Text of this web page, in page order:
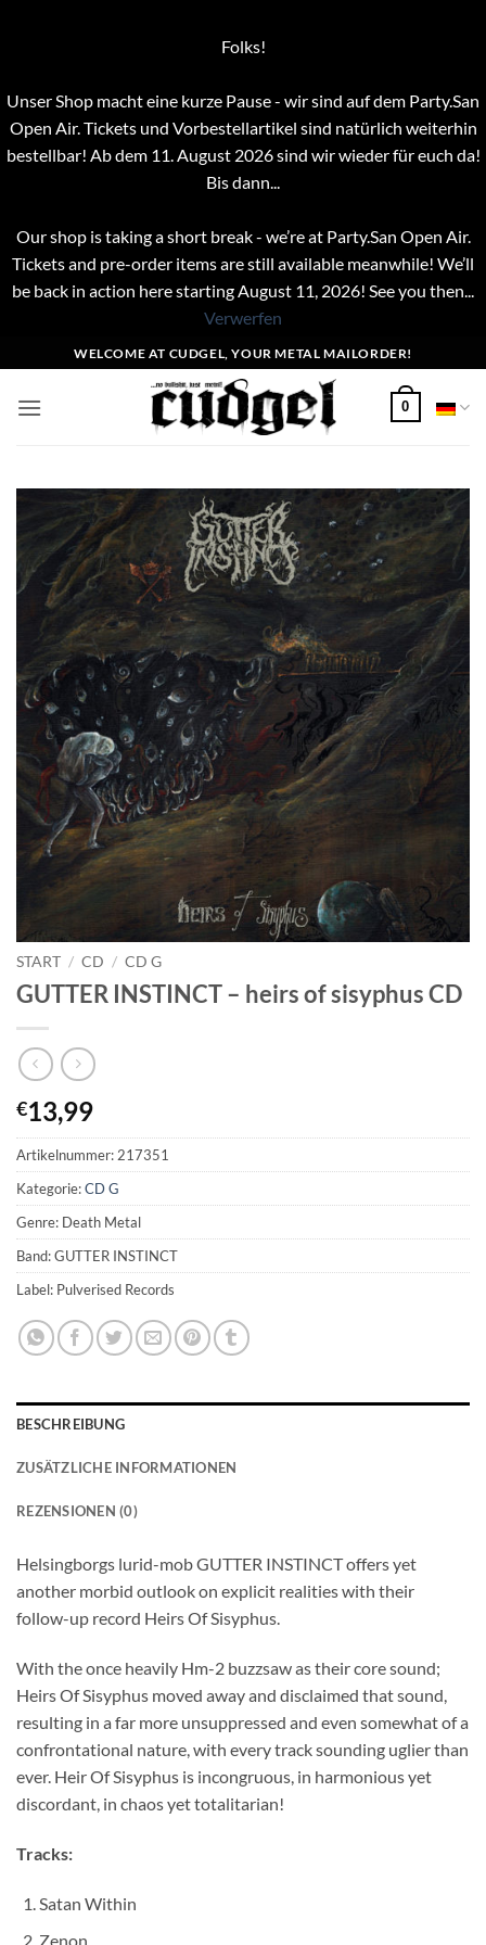
Folks!
Unser Shop macht eine kurze Pause - wir sind auf dem Party.San
Open Air. Tickets und Vorbestellartikel sind natürlich weiterhin
bestellbar! Ab dem 11. August 2026 sind wir wieder für euch da!
Bis dann...
Our shop is taking a short break - we’re at Party.San Open Air.
Tickets and pre-order items are still available meanwhile! We’ll
be back in action here starting August 11, 2026! See you then...
Verwerfen
Inhalt
springen
WELCOME AT CUDGEL, YOUR METAL MAILORDER!
0
START / CD / CD G
GUTTER INSTINCT – heirs of sisyphus CD
€13,99
Artikelnummer:217351
Kategorie:CD G
Genre: Death Metal
Band: GUTTER INSTINCT
Label: Pulverised Records
BESCHREIBUNG
ZUSÄTZLICHE INFORMATIONEN
REZENSIONEN (0)
Helsingborgs lurid-mob GUTTER INSTINCT offers yet
another morbid outlook on explicit realities with their
follow-up record Heirs Of Sisyphus.
With the once heavily Hm-2 buzzsaw as their core sound;
Heirs Of Sisyphus moved away and disclaimed that sound,
resulting in a far more unsuppressed and even somewhat of a
confrontational nature, with every track sounding uglier than
ever. Heir Of Sisyphus is incongruous, in harmonious yet
discordant, in chaos yet totalitarian!
Tracks:
Satan Within
Zenon